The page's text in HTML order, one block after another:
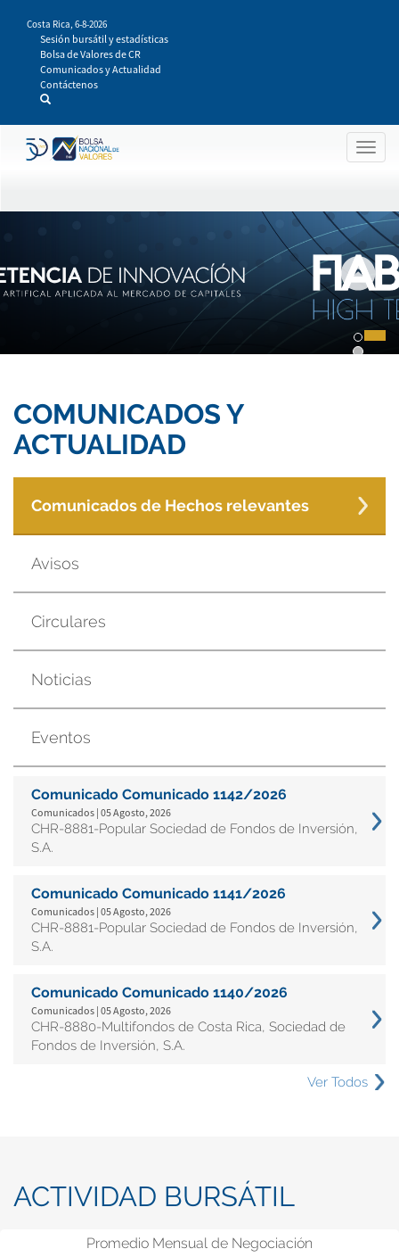
contenido
principal
Costa Rica, 6-8-2026
Sesión bursátil y estadísticas
Bolsa de Valores de CR
Comunicados y Actualidad
Contáctenos
COMUNICADOS Y
ACTUALIDAD
Comunicados de Hechos relevantes
Avisos
Circulares
Noticias
Eventos
Comunicado Comunicado 1142/2026
Comunicados | 05 Agosto, 2026
CHR-8881-Popular Sociedad de Fondos de Inversión,
S.A.
Comunicado Comunicado 1141/2026
Comunicados | 05 Agosto, 2026
CHR-8881-Popular Sociedad de Fondos de Inversión,
S.A.
Comunicado Comunicado 1140/2026
Comunicados | 05 Agosto, 2026
CHR-8880-Multifondos de Costa Rica, Sociedad de
Fondos de Inversión, S.A.
Ver Todos
ACTIVIDAD BURSÁTIL
Promedio Mensual de Negociación